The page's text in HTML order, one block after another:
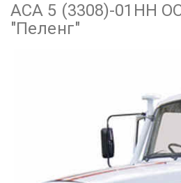
АСА 5 (3308)-01НН
"Пеленг"